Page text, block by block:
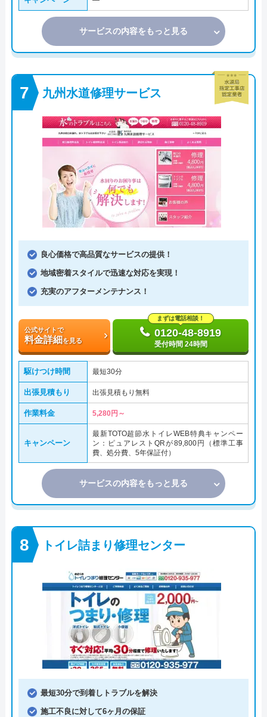
サービスの内容をもっと見る
九州水道修理サービス
良心価格で高品質なサービスの提供！
地域密着スタイルで迅速な対応を実現！
充実のアフターメンテナンス！
公式サイトで
料金詳細を見る
まずは電話相談！
0120-48-8919
受付時間 24時間
駆けつけ時間 最短30分
出張見積もり 出張見積もり無料
作業料金 5,280円～
キャンペーン
最新TOTO超節水トイレWEB特典キャンペー
ン：ピュアレストQRが89,800円（標準工事
費、処分費、5年保証付）
サービスの内容をもっと見る
トイレ詰まり修理センター
最短30分で到着しトラブルを解決
施工不良に対して6ヶ月の保証